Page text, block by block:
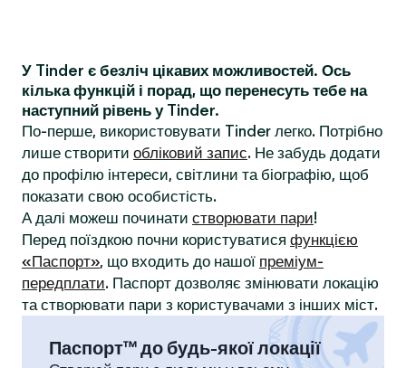
У Tinder є безліч цікавих можливостей. Ось
кілька функцій і порад, що перенесуть тебе на
наступний рівень у Tinder.
По-перше, використовувати Tinder легко. Потрібно
лише створити обліковий запис. Не забудь додати
до профілю інтереси, світлини та біографію, щоб
показати свою особистість.
А далі можеш починати створювати пари!
Перед поїздкою почни користуватися функцією
«Паспорт», що входить до нашої преміум-
передплати. Паспорт дозволяє змінювати локацію
та створювати пари з користувачами з інших міст.
Паспорт™ до будь-якої локації